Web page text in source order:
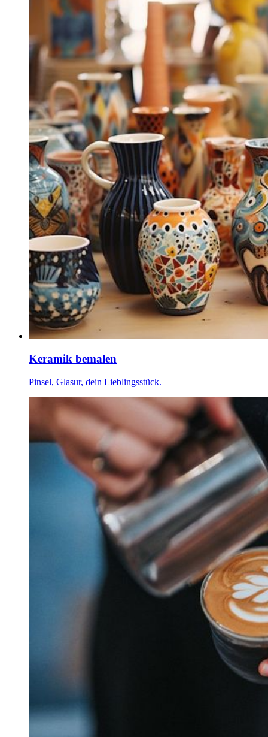
Keramik bemalen
Pinsel, Glasur, dein Lieblingsstück.